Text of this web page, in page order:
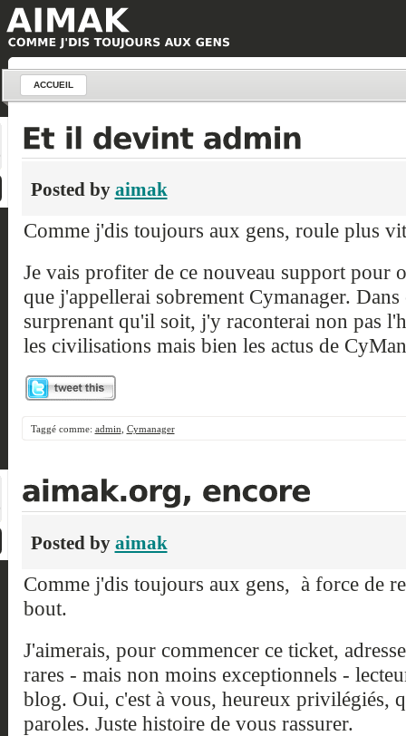
ACCUEIL
Posted by aimak
Comme j'dis toujours aux gens, roule plus
Je vais profiter de ce nouveau support pour
que j'appellerai sobrement Cymanager. Dans
surprenant qu'il soit, j'y raconterai non pas
les civilisations mais bien les actus de
Taggé comme: admin, Cymanager
Posted by aimak
Comme j'dis toujours aux gens, à force de
bout.
J'aimerais, pour commencer ce ticket,
rares - mais non moins exceptionnels -
blog. Oui, c'est à vous, heureux privilégiés,
paroles. Juste histoire de vous rassurer.